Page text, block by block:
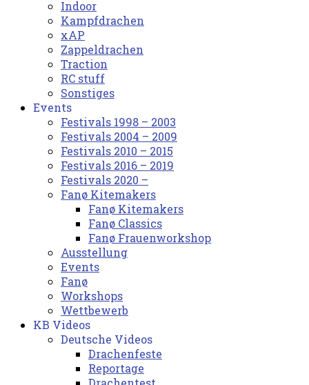
Indoor
Kampfdrachen
xAP
Zappeldrachen
Traction
RC stuff
Sonstiges
Events
Festivals 1998 – 2003
Festivals 2004 – 2009
Festivals 2010 – 2015
Festivals 2016 – 2019
Festivals 2020 –
Fanø Kitemakers
Fanø Kitemakers
Fanø Classics
Fanø Frauenworkshop
Ausstellung
Events
Fanø
Workshops
Wettbewerb
KB Videos
Deutsche Videos
Drachenfeste
Reportage